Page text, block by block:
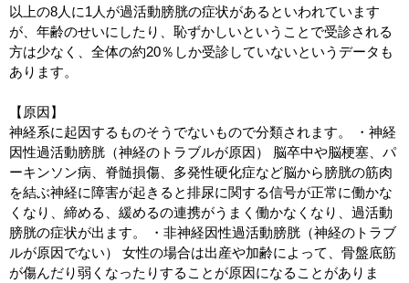
以上の8人に1人が過活動膀胱の症状があるといわれています
が、年齢のせいにしたり、恥ずかしいということで受診される
方は少なく、全体の約20％しか受診していないというデータも
あります。
【原因】
神経系に起因するものそうでないもので分類されます。 ・神経
因性過活動膀胱（神経のトラブルが原因） 脳卒中や脳梗塞、パ
ーキンソン病、脊髄損傷、多発性硬化症など脳から膀胱の筋肉
を結ぶ神経に障害が起きると排尿に関する信号が正常に働かな
くなり、締める、緩めるの連携がうまく働かなくなり、過活動
膀胱の症状が出ます。 ・非神経因性過活動膀胱（神経のトラブ
ルが原因でない） 女性の場合は出産や加齢によって、骨盤底筋
が傷んだり弱くなったりすることが原因になることがありま